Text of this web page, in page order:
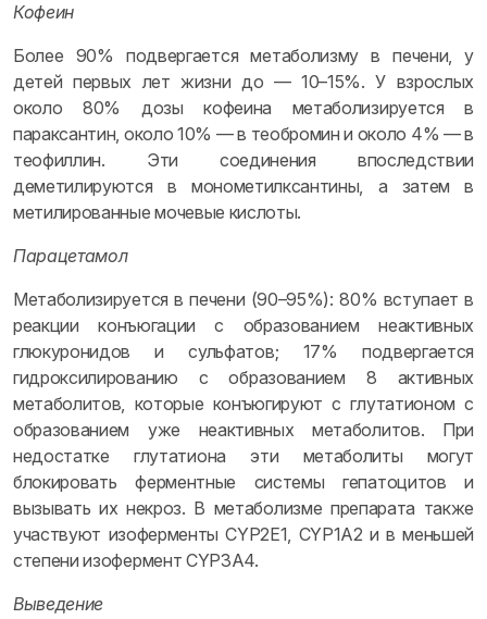
Кофеин
Более 90% подвергается метаболизму в печени, у
детей первых лет жизни до — 10–15%. У взрослых
около 80% дозы кофеина метаболизируется в
параксантин, около 10% — в теобромин и около 4% — в
теофиллин. Эти соединения впоследствии
деметилируются в монометилксантины, а затем в
метилированные мочевые кислоты.
Парацетамол
Метаболизируется в печени (90–95%): 80% вступает в
реакции конъюгации с образованием неактивных
глюкуронидов и сульфатов; 17% подвергается
гидроксилированию с образованием 8 активных
метаболитов, которые конъюгируют с глутатионом с
образованием уже неактивных метаболитов. При
недостатке глутатиона эти метаболиты могут
блокировать ферментные системы гепатоцитов и
вызывать их некроз. В метаболизме препарата также
участвуют изоферменты CYP2E1, CYP1A2 и в меньшей
степени изофермент CYP3A4.
Выведение